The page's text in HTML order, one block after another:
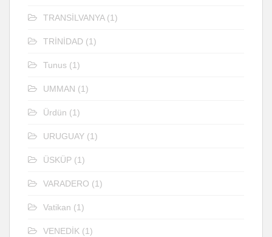
TRANSİLVANYA(1)
TRİNİDAD (1)
Tunus (1)
UMMAN (1)
Ürdün (1)
URUGUAY (1)
ÜSKÜP (1)
VARADERO (1)
Vatikan (1)
VENEDİK (1)